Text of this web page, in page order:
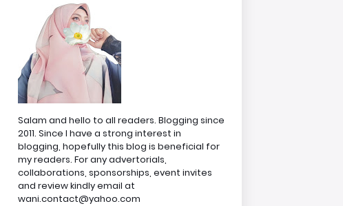
Salam and hello to all readers. Blogging since
2011. Since I have a strong interest in
blogging, hopefully this blog is beneficial for
my readers. For any advertorials,
collaborations, sponsorships, event invites
and review kindly email at
wani.contact@yahoo.com